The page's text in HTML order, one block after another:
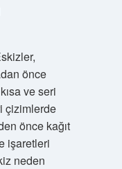
önce
ve seri
çizimlerde
önce kağıt
işaretleri
neden